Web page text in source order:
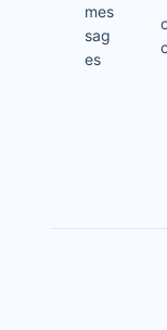
mes
sag
es